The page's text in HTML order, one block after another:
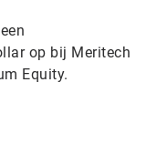
op bij Meritech
Equity.